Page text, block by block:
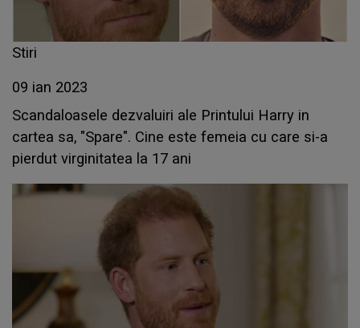
Stiri
09 ian 2023
Scandaloasele dezvaluiri ale Printului Harry in
cartea sa, "Spare". Cine este femeia cu care si-a
pierdut virginitatea la 17 ani